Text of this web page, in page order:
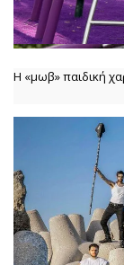
Η «μωβ» παιδική